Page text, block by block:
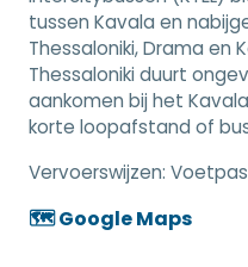
tussen Kavala en
Thessaloniki, Drama en
Thessaloniki duurt
aankomen bij het
korte loopafstand of
Vervoerswijzen:
🗺️ Google Maps